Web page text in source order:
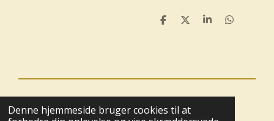
Denne hjemmeside bruger cookies til at
D
D
D
D
© 2025 - 2026 Boutique BoHome